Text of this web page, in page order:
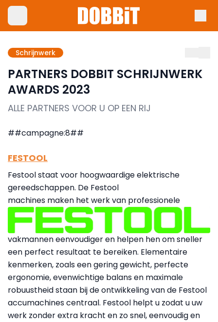
Schrijnwerk
PARTNERS DOBBIT SCHRIJNWERK
AWARDS 2023
ALLE PARTNERS VOOR U OP EEN RIJ
##campagne:8##
FESTOOL
Festool staat voor hoogwaardige elektrische
gereedschappen. De Festool
machines maken het werk van professionele
vakmannen eenvoudiger en helpen hen om sneller
een perfect resultaat te bereiken. Elementaire
kenmerken, zoals een gering gewicht, perfecte
ergonomie, evenwichtige balans en maximale
robuustheid staan bij de ontwikkeling van de Festool
accumachines centraal. Festool helpt u zodat u uw
werk zonder extra kracht en zo snel, eenvoudig en